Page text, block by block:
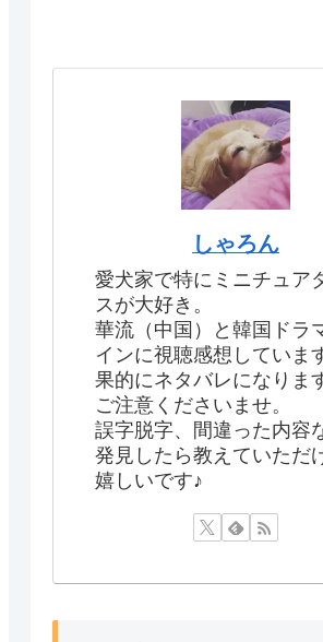
しゃろん
愛犬家で特にミニチュア
スが大好き。
華流（中国）と韓国ドラ
インに視聴感想していま
果的にネタバレになりま
ご注意くださいませ。
誤字脱字、間違った内容
発見したら教えていただ
嬉しいです♪